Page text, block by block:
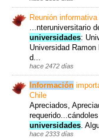
Reunión
...nteruniversitario
universidades:
Universidad
d...
hace 2472 días
Información
Chile
Apreciados,
universidades.
hace 2333 días